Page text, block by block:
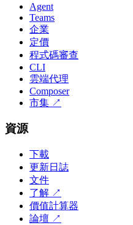
Agent
Teams
企業
定價
程式碼審查
CLI
雲端代理
Composer
市集 ↗
資源
下載
更新日誌
文件
了解 ↗
價值計算器
論壇 ↗